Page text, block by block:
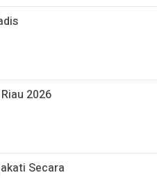
2026
Secara